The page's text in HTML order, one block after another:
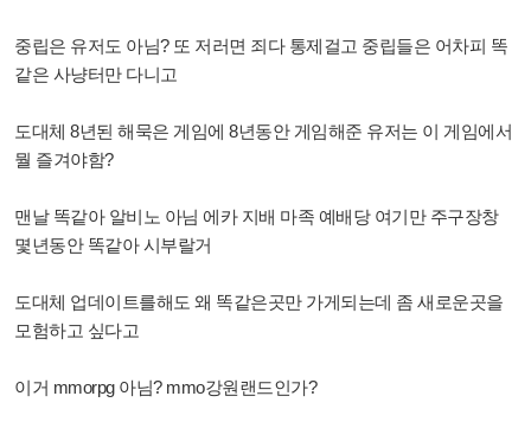
중립은 유저도 아님? 또 저러면 죄다 통제걸고 중립들은 어차피 똑
같은 사냥터만 다니고
도대체 8년된 해묵은 게임에 8년동안 게임해준 유저는 이 게임에서
뭘 즐겨야함?
맨날 똑같아 알비노 아님 에카 지배 마족 예배당 여기만 주구장창
몇년동안 똑같아 시부랄거
도대체 업데이트를해도 왜 똑같은곳만 가게되는데 좀 새로운곳을
모험하고 싶다고
이거 mmorpg 아님? mmo강원랜드인가?